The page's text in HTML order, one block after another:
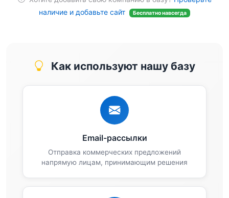
наличие и добавьте сайт
Бесплатно навсегда
Как используют нашу базу
Email-рассылки
Отправка коммерческих предложений
напрямую лицам, принимающим решения